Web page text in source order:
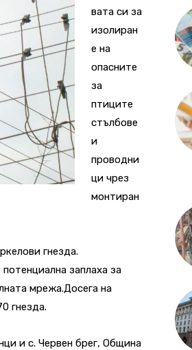
вата си за
изолиран
е на
опасните
за
птиците
стълбове
и
проводни
ци чрез
монтиран
гнезда.
заплаха за
мрежа.Досега на
гнезда.
и с. Червен брег, Община